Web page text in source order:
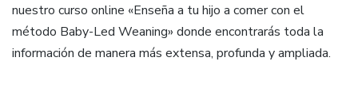
nuestro curso online «Enseña a tu hijo a comer con el
método Baby-Led Weaning» donde encontrarás toda la
información de manera más extensa, profunda y ampliada.